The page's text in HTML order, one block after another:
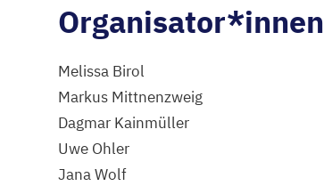
Organisator*innen
Melissa Birol
Markus Mittnenzweig
Dagmar Kainmüller
Uwe Ohler
Jana Wolf